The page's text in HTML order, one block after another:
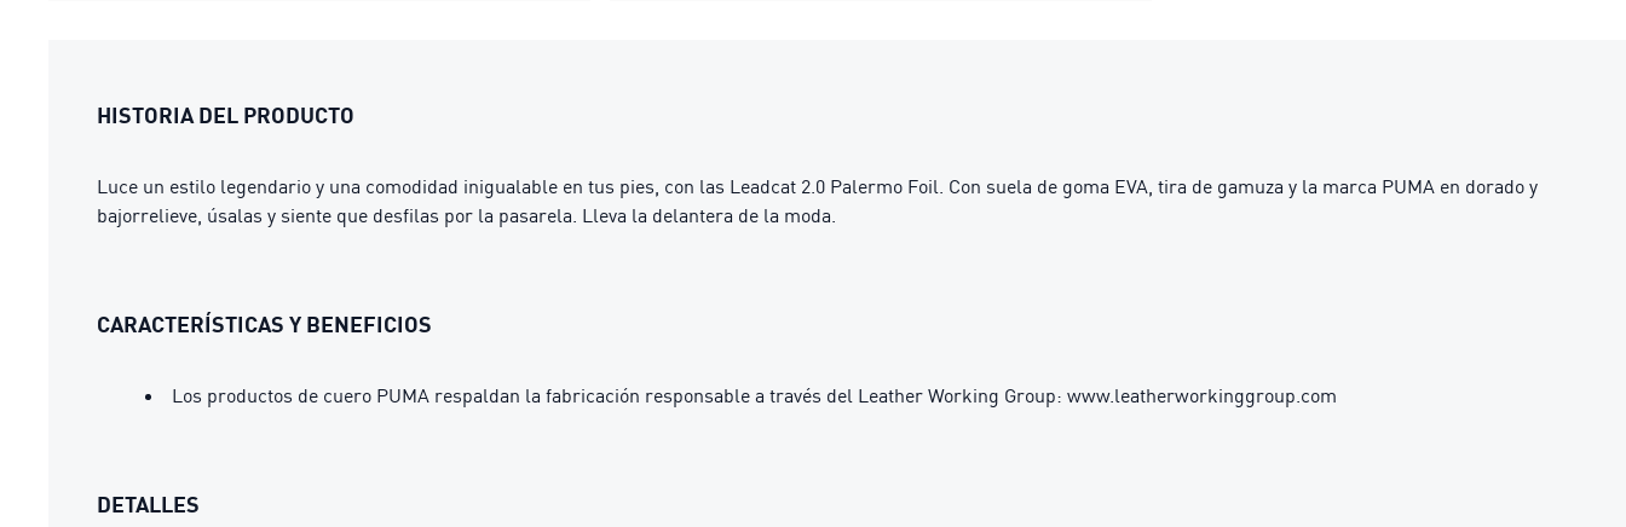
HISTORIA DEL PRODUCTO
Luce un estilo legendario y una comodidad inigualable en tus pies, con las Leadcat 2.0 Palermo Foil. Con suela de goma EVA, tira de gamuza y la marca PUMA en dorado y
bajorrelieve, úsalas y siente que desfilas por la pasarela. Lleva la delantera de la moda.
CARACTERÍSTICAS Y BENEFICIOS
Los productos de cuero PUMA respaldan la fabricación responsable a través del Leather Working Group: www.leatherworkinggroup.com
DETALLES